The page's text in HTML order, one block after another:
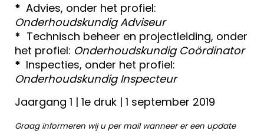
* Advies, onder het profiel:
Onderhoudskundig Adviseur
* Technisch beheer en projectleiding, onder
het profiel: Onderhoudskundig Coördinator
* Inspecties, onder het profiel:
Onderhoudskundig Inspecteur
Jaargang 1 | 1e druk | 1 september 2019
Graag informeren wij u per mail wanneer er een update